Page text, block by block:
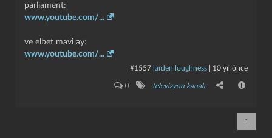
parliament:
www.youtube.com/...
ve elbet mavi ay:
www.youtube.com/...
#1557 larden loughness 10 yıl önce
0 televizyon kanalı
1